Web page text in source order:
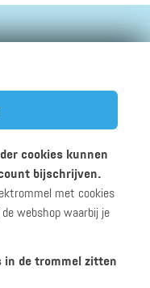
voorwaarden
© 2026 ippies B.V.
cookies kunnen
bijschrijven.
met cookies
webshop waarbij je
in de trommel zitten